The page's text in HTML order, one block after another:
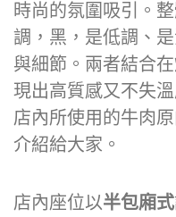
時尚的氛圍吸引。
調，黑，是低調、
與細節。兩者結合
現出高質感又不失
店內所使用的牛肉
介紹給大家。
店內座位以半包廂式